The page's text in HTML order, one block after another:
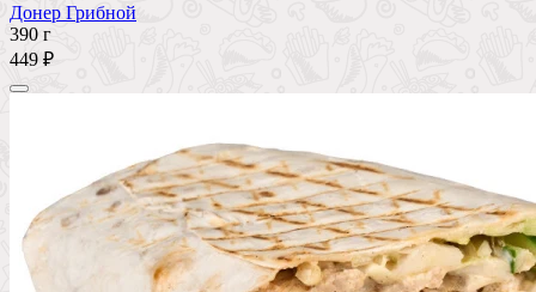
Донер Грибной
390 г
449 ₽